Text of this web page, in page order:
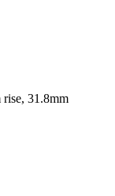
rise, 31.8mm